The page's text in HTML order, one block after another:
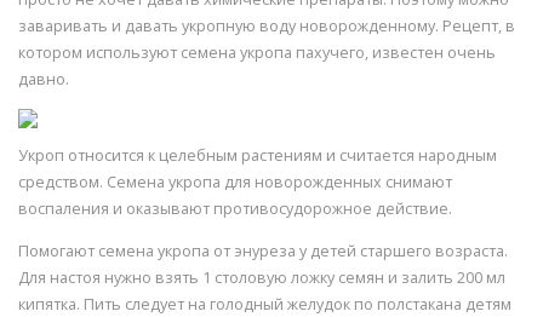
заваривать и давать укропную воду новорожденному. Рецепт, в
котором используют семена укропа пахучего, известен очень
давно.
Укроп относится к целебным растениям и считается народным
средством. Семена укропа для новорожденных снимают
воспаления и оказывают противосудорожное действие.
Помогают семена укропа от энуреза у детей старшего возраста.
Для настоя нужно взять 1 столовую ложку семян и залить 200 мл
кипятка. Пить следует на голодный желудок по полстакана детям